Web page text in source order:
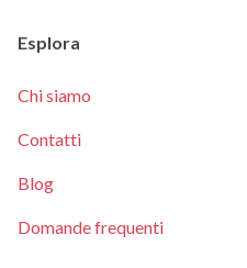
Esplora
Chi siamo
Contatti
Blog
Domande frequenti